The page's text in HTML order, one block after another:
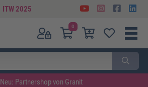
ITW 2025
0
Neu: Partnershop von Granit